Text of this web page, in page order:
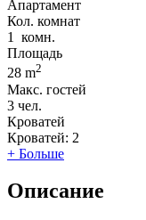
Апартамент
Кол. комнат
1
комн.
Площадь
28 m2
Макс. гостей
3 чел.
Кроватей
Кроватей: 2
+ Больше
Описание